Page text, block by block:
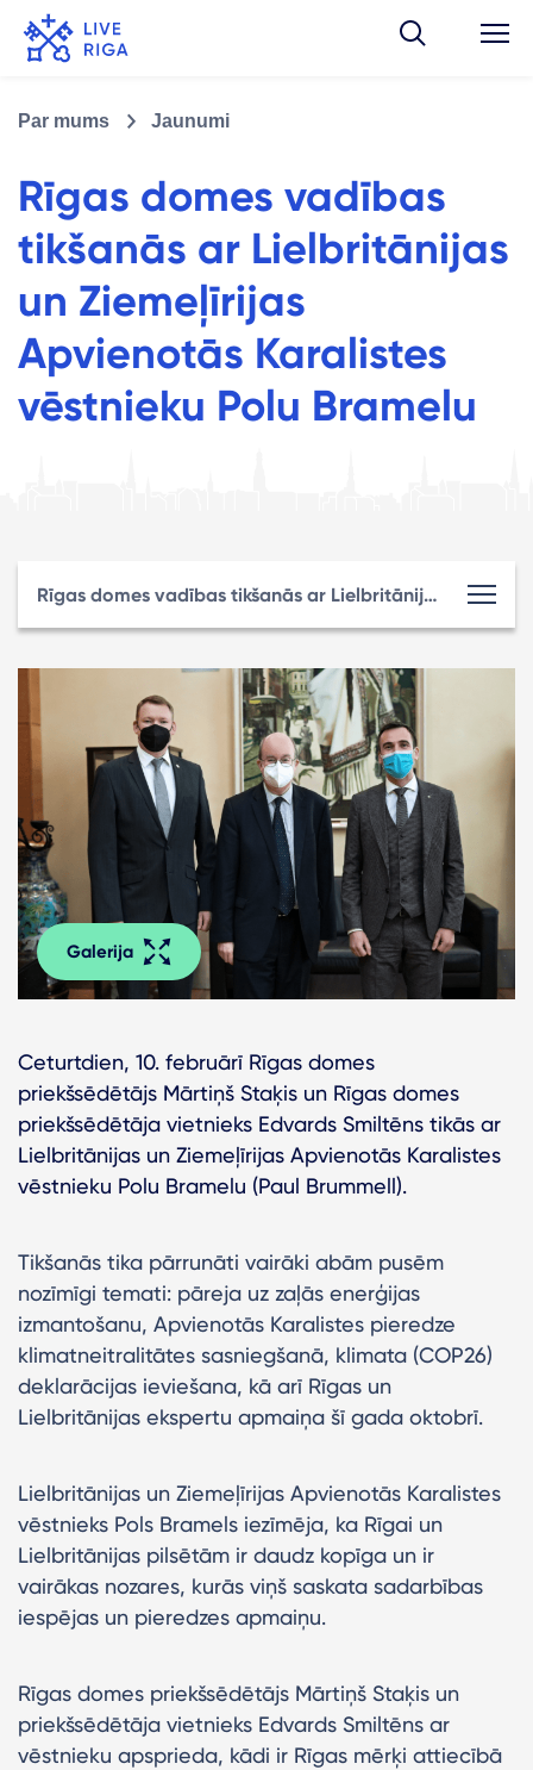
Par mums Jaunumi
Rīgas domes vadības
tikšanās ar Lielbritānijas
un Ziemeļīrijas
Apvienotās Karalistes
vēstnieku Polu Bramelu
Rīgas domes vadības tikšanās ar Lielbritānijas un Ziemeļīrijas Apvienotās Karalistes vēstnieku Polu Bramelu
Galerija
Ceturtdien, 10. februārī Rīgas domes
priekšsēdētājs Mārtiņš Staķis un Rīgas domes
priekšsēdētāja vietnieks Edvards Smiltēns tikās ar
Lielbritānijas un Ziemeļīrijas Apvienotās Karalistes
vēstnieku Polu Bramelu (Paul Brummell).
Tikšanās tika pārrunāti vairāki abām pusēm
nozīmīgi temati: pāreja uz zaļās enerģijas
izmantošanu, Apvienotās Karalistes pieredze
klimatneitralitātes sasniegšanā, klimata (COP26)
deklarācijas ieviešana, kā arī Rīgas un
Lielbritānijas ekspertu apmaiņa šī gada oktobrī.
Lielbritānijas un Ziemeļīrijas Apvienotās Karalistes
vēstnieks Pols Bramels iezīmēja, ka Rīgai un
Lielbritānijas pilsētām ir daudz kopīga un ir
vairākas nozares, kurās viņš saskata sadarbības
iespējas un pieredzes apmaiņu.
Rīgas domes priekšsēdētājs Mārtiņš Staķis un
priekšsēdētāja vietnieks Edvards Smiltēns ar
vēstnieku apsprieda, kādi ir Rīgas mērķi attiecībā